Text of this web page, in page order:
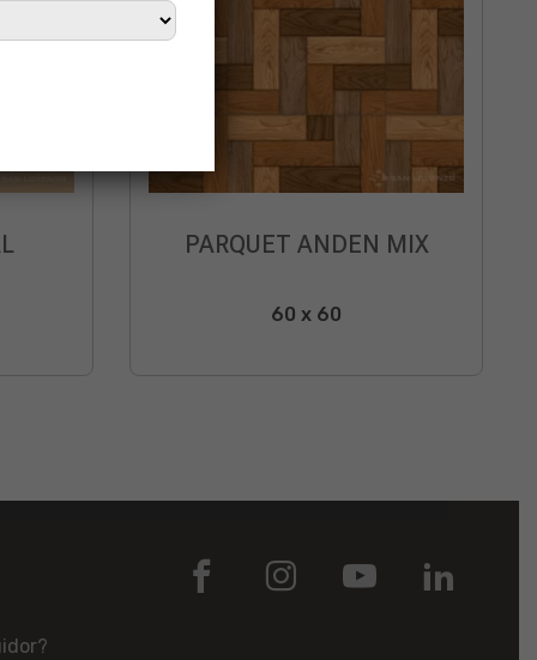
PARQUET ANDEN MIX
60 x 60